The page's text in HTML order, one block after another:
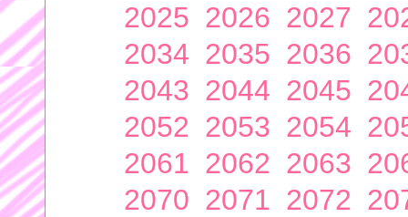
2025 2026 2027
2034 2035 2036
2043 2044 2045
2052 2053 2054
2061 2062 2063
2070 2071 2072